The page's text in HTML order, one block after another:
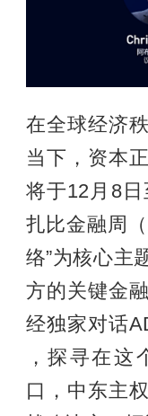
在全球经济
当下，资本
将于12月8
扎比金融周
络”为核心主
方的关键金
经独家对话
，探寻在这
口，中东主